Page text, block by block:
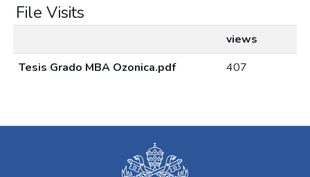
File Visits
views
Tesis Grado MBA Ozonica.pdf
407